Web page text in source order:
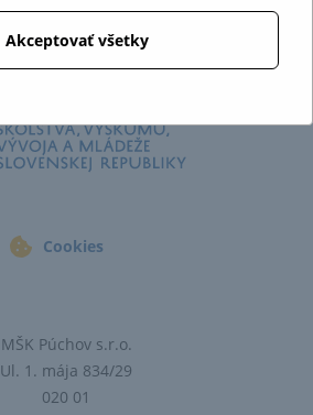
Cookies
MŠK Púchov s.r.o.
Ul. 1. mája 834/29
020 01
Akceptovať všetky